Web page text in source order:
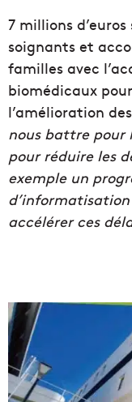
7 millions
soignants et
familles avec
biomédicaux
l’amélioration
nous battre pour
pour réduire les
exemple un
accélérer ces